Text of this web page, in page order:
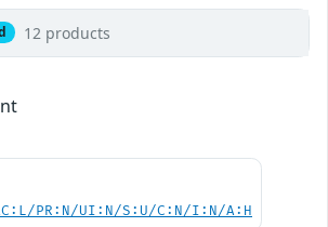
12 products
PR:N/UI:N/S:U/C:N/I:N/A:H